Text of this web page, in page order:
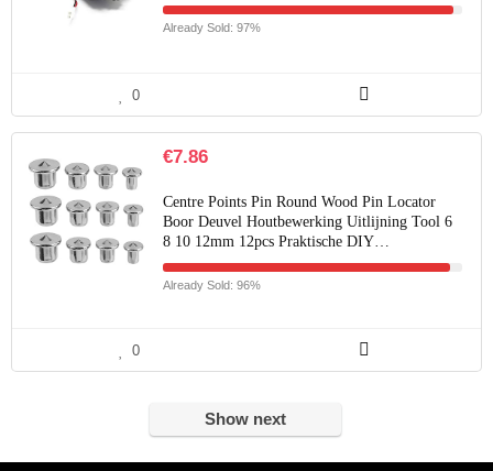
Already Sold: 97%
0
€7.86
Centre Points Pin Round Wood Pin Locator
Boor Deuvel Houtbewerking Uitlijning Tool 6
8 10 12mm 12pcs Praktische DIY…
Already Sold: 96%
0
Show next